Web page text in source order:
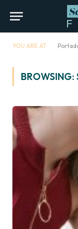
YOU ARE AT:
BROWSING: